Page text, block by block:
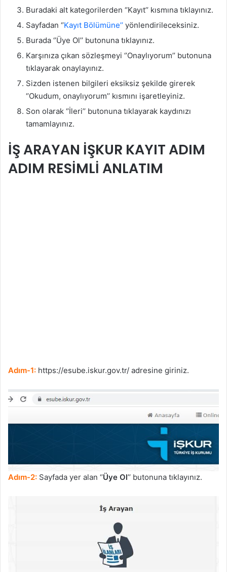
Buradaki alt kategorilerden ‘’Kayıt’’ kısmına tıklayınız.
Sayfadan ‘’Kayıt Bölümüne’’ yönlendirileceksiniz.
Burada ‘’Üye Ol’’ butonuna tıklayınız.
Karşınıza çıkan sözleşmeyi ‘’Onaylıyorum’’ butonuna
tıklayarak onaylayınız.
Sizden istenen bilgileri eksiksiz şekilde girerek
‘’Okudum, onaylıyorum’’ kısmını işaretleyiniz.
Son olarak ‘’İleri’’ butonuna tıklayarak kaydınızı
tamamlayınız.
İŞ ARAYAN İŞKUR KAYIT ADIM
ADIM RESİMLİ ANLATIM
Adım-1: https://esube.iskur.gov.tr/ adresine giriniz.
Adım-2: Sayfada yer alan ‘’Üye Ol’’ butonuna tıklayınız.